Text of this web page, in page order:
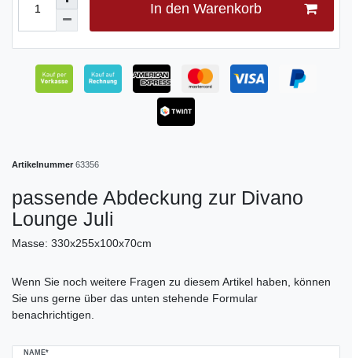
In den Warenkorb
Artikelnummer 63356
passende Abdeckung zur Divano
Lounge Juli
Masse: 330x255x100x70cm
Wenn Sie noch weitere Fragen zu diesem Artikel haben, können
Sie uns gerne über das unten stehende Formular
benachrichtigen.
NAME*